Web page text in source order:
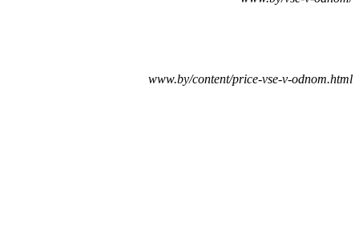
www.by/content/price-vse-v-odnom.html